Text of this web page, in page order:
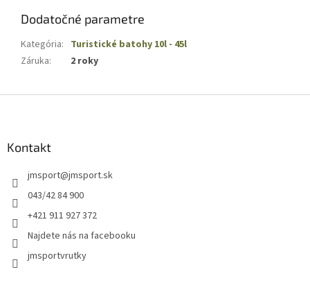
Dodatočné parametre
Kategória: Turistické batohy 10l - 45l
Záruka: 2 roky
Kontakt
jmsport@jmsport.sk
043/42 84 900
+421 911 927 372
Najdete nás na facebooku
jmsportvrutky